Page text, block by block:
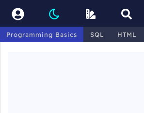
Programming Basics SQL HTML